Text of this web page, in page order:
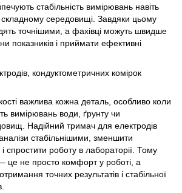
стабільність вимірювань навіть
складному середовищі. Завдяки цьому
точнішими, а фахівці можуть швидше
показників і приймати ефективні
важлива кожна деталь, особливо коли
вимірювань води, ґрунту чи
Надійний тримач для електродів
стабільнішими, зменшити
і спростити роботу в лабораторії. Тому
це не просто комфорт у роботі, а
точних результатів і стабільної